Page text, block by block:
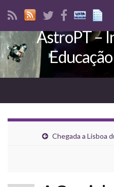
Search for:
AstroPT –
Chegada a Lisboa